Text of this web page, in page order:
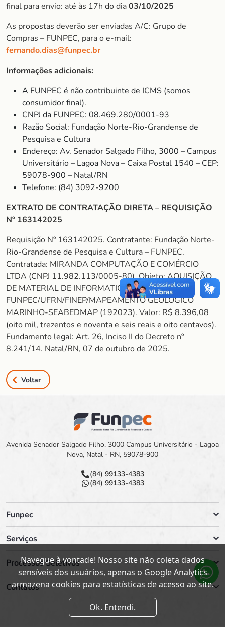
final para envio: até às 17h do dia03/10/2025
As propostas deverão ser enviadas A/C: Grupo de
Compras – FUNPEC, para o e-mail:
fernando.dias@funpec.br
Informações adicionais:
A FUNPEC é não contribuinte de ICMS (somos
consumidor final).
CNPJ da FUNPEC: 08.469.280/0001-93
Razão Social: Fundação Norte-Rio-Grandense de
Pesquisa e Cultura
Endereço: Av. Senador Salgado Filho, 3000 – Campus
Universitário – Lagoa Nova – Caixa Postal 1540 – CEP:
59078-900 – Natal/RN
Telefone: (84) 3092-9200
EXTRATO DE CONTRATAÇÃO DIRETA – REQUISIÇÃO
Nº 163142025
Requisição Nº 163142025. Contratante: Fundação Norte-
Rio-Grandense de Pesquisa e Cultura – FUNPEC.
Contratada: MIRANDA COMPUTAÇÃO E COMÉRCIO
LTDA (CNPJ 11.982.113/0005-80). Objeto: AQUISIÇÃO
DE MATERIAL DE INFORMATICA. Projeto
FUNPEC/UFRN/FINEP/MAPEAMENTO GEOLÓGICO
MARINHO-SEABEDMAP (192023). Valor: R$ 8.396,08
(oito mil, trezentos e noventa e seis reais e oito centavos).
Fundamento legal: Art. 26, Inciso II do Decreto nº
8.241/14. Natal/RN, 07 de outubro de 2025.
Voltar
Avenida Senador Salgado Filho, 3000 Campus Universitário - Lagoa
Nova, Natal - RN, 59078-900
(84) 99133-4383
(84) 99133-4383
Funpec
Serviços
Processos Seletivos
Contatos
Navegue à vontade! Nosso site não coleta dados
sensíveis dos usuários, apenas o Google Analytics
armazena cookies para estatísticas de acesso ao site.
Ok. Entendi.